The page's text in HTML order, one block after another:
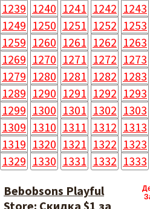
1239 1240 1241 1242 1243
1249 1250 1251 1252 1253
1259 1260 1261 1262 1263
1269 1270 1271 1272 1273
1279 1280 1281 1282 1283
1289 1290 1291 1292 1293
1299 1300 1301 1302 1303
1309 1310 1311 1312 1313
1319 1320 1321 1322 1323
1329 1330 1331 1332 1333
Bebobsons Playful
Store: Скидка $1 за